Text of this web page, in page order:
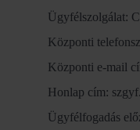
Ügyfélszolgálat:
Központi
Központi e-mail
Honlap cím:
Ügyfélfogadás